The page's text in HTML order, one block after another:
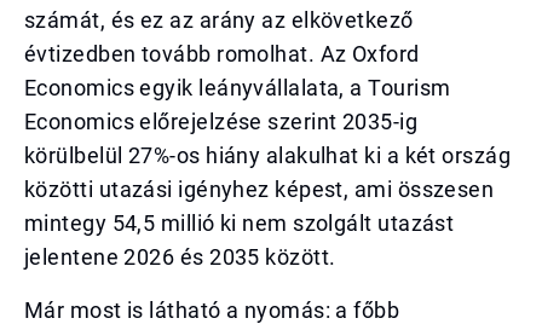
számát, és ez az arány az elkövetkező
évtizedben tovább romolhat. Az Oxford
Economics egyik leányvállalata, a Tourism
Economics előrejelzése szerint 2035-ig
körülbelül 27%-os hiány alakulhat ki a két ország
közötti utazási igényhez képest, ami összesen
mintegy 54,5 millió ki nem szolgált utazást
jelentene 2026 és 2035 között.
Már most is látható a nyomás: a főbb